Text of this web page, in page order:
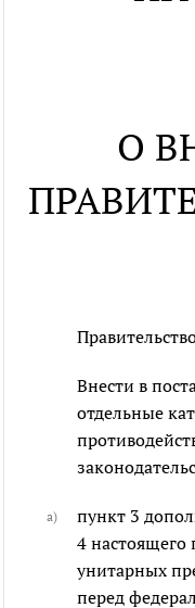
О
Внести в
отдельные
а)
пункт 3
4 настоящего
унитарных
перед